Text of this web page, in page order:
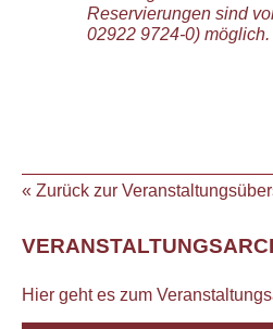
Reservierungen sind
02922 9724-0) möglich.
« Zurück zur
Hier geht es zum